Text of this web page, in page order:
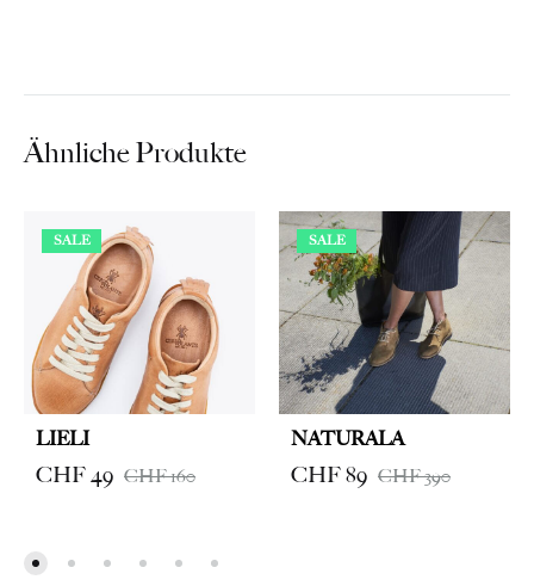
Ähnliche Produkte
SALE
LIELI
CHF49 CHF160
SALE
NATURALA
CHF89 CHF390